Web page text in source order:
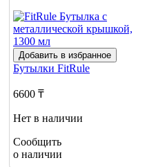
Добавить в избранное
Бутылки FitRule
6600 ₸
Нет в наличии
Сообщить
о наличии